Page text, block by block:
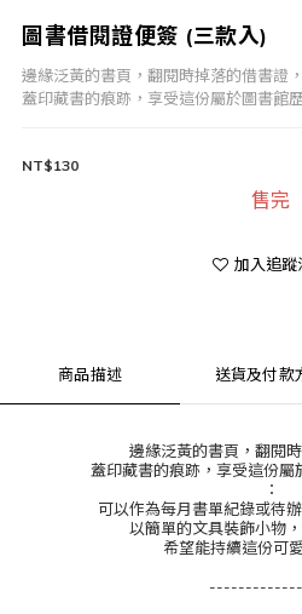
圖書借閱證便簽 (三款入)
邊緣泛黃的書頁，翻閱時掉落的借書證，
蓋印藏書的痕跡，享受這份屬於圖書館
NT$130
售完
加入追蹤
商品描述 送貨及付款
邊緣泛黃的書頁，翻閱
蓋印藏書的痕跡，享受這份屬
：
可以作為每月書單紀錄或待
以簡單的文具裝飾小物
希望能持續這份可